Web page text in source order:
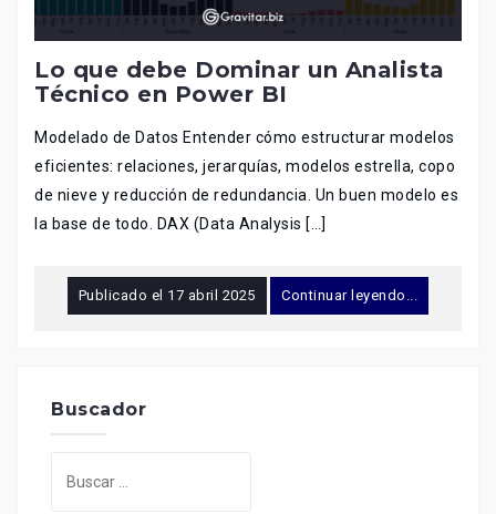
Lo que debe Dominar un Analista
Técnico en Power BI
Modelado de Datos Entender cómo estructurar modelos
eficientes: relaciones, jerarquías, modelos estrella, copo
de nieve y reducción de redundancia. Un buen modelo es
la base de todo. DAX (Data Analysis […]
Publicado el 17 abril 2025 Continuar leyendo...
Buscador